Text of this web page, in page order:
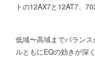
トの12AX7と12AT7、
低域〜高域までバラン
ルともにEQの効きが深